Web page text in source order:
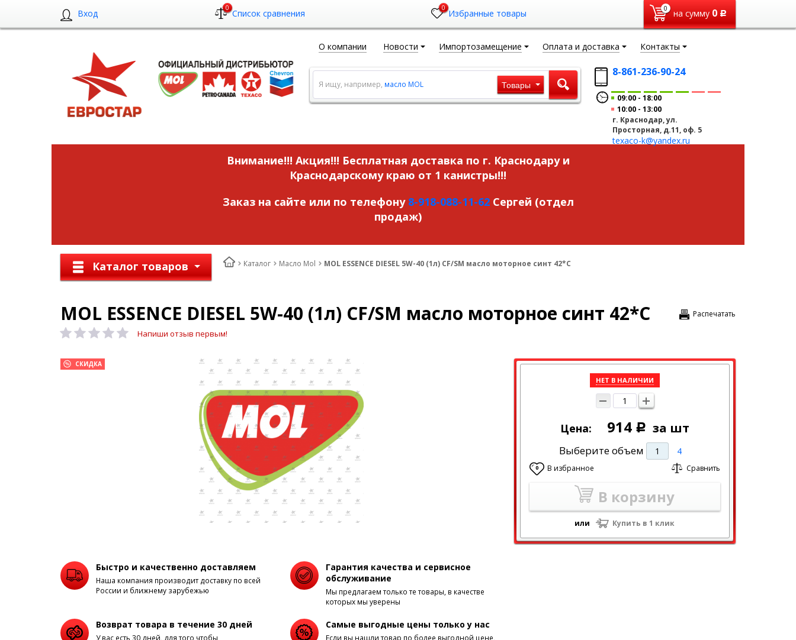
Вход 0 Список сравнения 0 Избранные товары 0 на сумму 0 Р
О компании Новости Импортозамещение Оплата и доставка Контакты
8-861-236-90-24
09:00
18:00
10:00
13:00
г. Краснодар, ул.
Просторная, д.11, оф. 5
texaco-k@yandex.ru
Я ищу, например, масло MOL Товары
Внимание!!! Акция!!! Бесплатная доставка по г. Краснодару и
Краснодарскому краю от 1 канистры!!!
Заказ на сайте или по телефону 8-918-088-11-62Сергей (отдел
продаж)
Каталог товаров Каталог Масло Mol MOL ESSENCE DIESEL 5W-40 (1л) CF/SM масло моторное синт 42*C
Распечатать
MOL ESSENCE DIESEL 5W-40 (1л) CF/SM масло моторное синт 42*C
Напиши отзыв первым!
СКИДКА
НЕТ В НАЛИЧИИ
Цена: 914 Р за шт
Выберите объем 1 4
0 В избранное Сравнить
В корзину
или Купить в 1 клик
Быстро и качественно доставляем
Наша компания производит доставку по всей
России и ближнему зарубежью
Гарантия качества и сервисное
обслуживание
Мы предлагаем только те товары, в качестве
которых мы уверены
Возврат товара в течение 30 дней
У вас есть 30 дней, для того чтобы
Самые выгодные цены только у нас
Если вы нашли товар по более выгодной цене,